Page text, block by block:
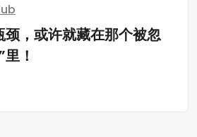
，或许就藏在那个被忽
！